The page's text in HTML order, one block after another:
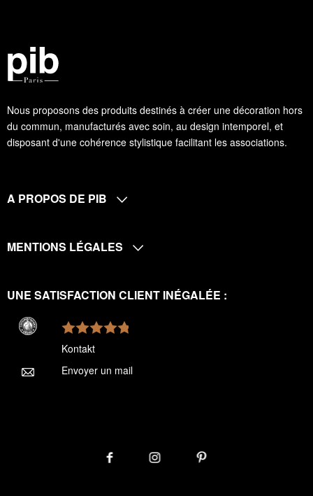
Nous proposons des produits destinés à créer une décoration hors
du commun, manufacturés avec soin, au design intemporel, et
disposant d'une cohérence stylistique facilitant les associations.
A PROPOS DE PIB
MENTIONS LÉGALES
UNE SATISFACTION CLIENT INÉGALÉE :
Kontakt
Envoyer un mail